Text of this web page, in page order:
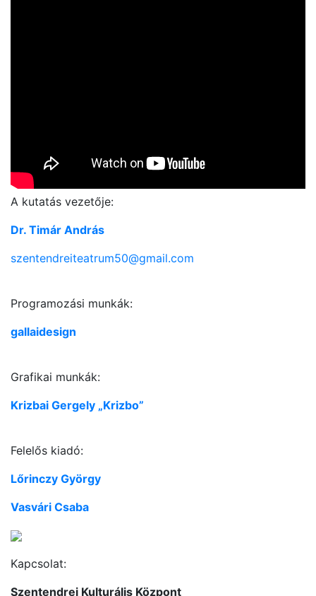
A kutatás vezetője:
Dr. Timár András
szentendreiteatrum50@gmail.com
Programozási munkák:
gallaidesign
Grafikai munkák:
Krizbai Gergely „Krizbo”
Felelős kiadó:
Lőrinczy György
Vasvári Csaba
Kapcsolat:
Szentendrei Kulturális Központ